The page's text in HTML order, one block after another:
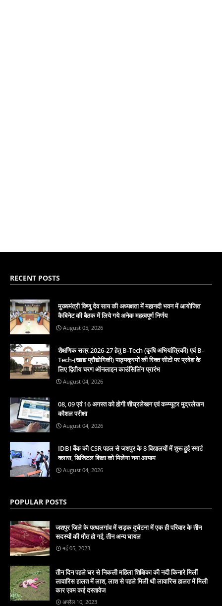
RECENT POSTS
मुख्यमंत्री विष्णु देव साय की अध्यक्षता में महानदी भवन में आयोजित
कैबिनेट की बैठक में लिये गये अनेक महत्वपूर्ण निर्णय
August 05, 2026
शैक्षणिक सत्र 2026-27 हेतु B-Tech (कृषि अभियांत्रिकी) एवं B-
Tech-(खाद्य प्रौद्योगिकी) पाठ्यक्रमों की रिक्त सीटों पर प्रवेश के
लिए द्वितीय चरण ऑनलाइन काउंसिलिंग प्रारंभ
August 04, 2026
08, 09 एवं 16 अगस्त को होगी शीघ्रलेखन एवं कम्प्यूटर मुद्रलेखन
कौशल परीक्षा
August 04, 2026
IDBI बैंक की CSR पहल से जशपुर के 8 विद्यालयों में शुरू हुई स्मार्ट
क्लास, डिजिटल शिक्षा को मिलेगा नया आयाम
August 04, 2026
POPULAR POSTS
जशपुर जिले के पत्थलगांव में सड़क दुर्घटना में एक ही परिवार के तीन
सदस्यों की मौत हो गई, तीन अन्य घायल
मई 05, 2023
तीन दिन पहले घर से निकली महिला शिक्षिका की नदी किनारे मिलीं
लावारिस हालत में लाश, लाश से पहले मिली थी लावारिस हालत में मिली
कार एवम कई दस्तावेज
अप्रैल 10, 2023